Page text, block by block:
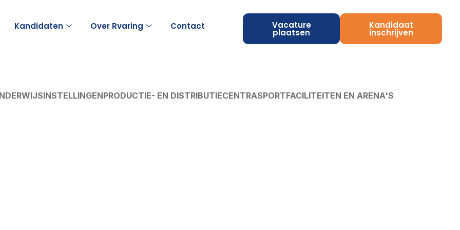
Kandidaten Over Rvaring Contact Vacature
plaatsen
Kandidaat
inschrijven
PRODUCTIE- EN DISTRIBUTIECENTRASPORTFACILITEITEN EN ARENA'S